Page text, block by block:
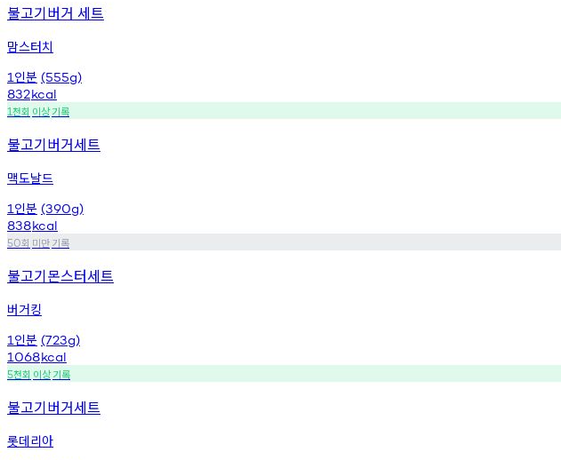
불고기버거 세트
맘스터치
1 인분 (555g)
832kcal
1천회 이상기록
불고기버거세트
맥도날드
1 인분 (390g)
838kcal
50회 미만기록
불고기몬스터세트
버거킹
1 인분 (723g)
1068kcal
5천회 이상기록
불고기버거세트
롯데리아